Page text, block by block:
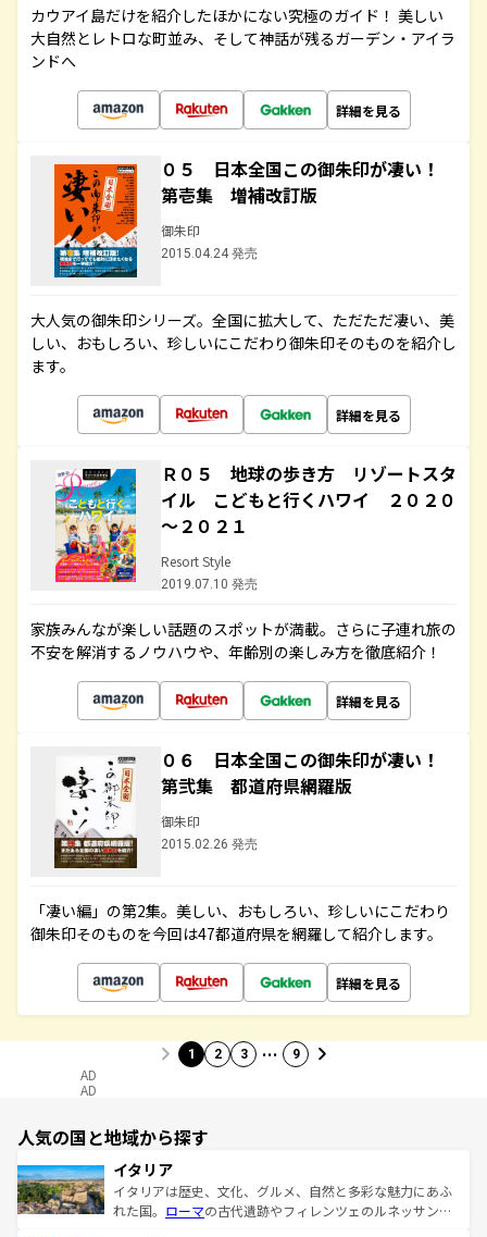
カウアイ島だけを紹介したほかにない究極のガイド！ 美しい
大自然とレトロな町並み、そして神話が残るガーデン・アイラ
ンドへ
詳細を見る
０５ 日本全国この御朱印が凄い！
第壱集 増補改訂版
御朱印
2015.04.24 発売
大人気の御朱印シリーズ。全国に拡大して、ただただ凄い、美
しい、おもしろい、珍しいにこだわり御朱印そのものを紹介し
ます。
詳細を見る
Ｒ０５ 地球の歩き方 リゾートスタ
イル こどもと行くハワイ ２０２０
～２０２１
Resort Style
2019.07.10 発売
家族みんなが楽しい話題のスポットが満載。さらに子連れ旅の
不安を解消するノウハウや、年齢別の楽しみ方を徹底紹介！
詳細を見る
０６ 日本全国この御朱印が凄い！
第弐集 都道府県網羅版
御朱印
2015.02.26 発売
「凄い編」の第2集。美しい、おもしろい、珍しいにこだわり
御朱印そのものを今回は47都道府県を網羅して紹介します。
詳細を見る
1 2 3 … 9
AD
AD
人気の国と地域から探す
イタリア
イタリアは歴史、文化、グルメ、自然と多彩な魅力にあふ
れた国。 ローマの古代遺跡やフィレンツェのルネッサンス